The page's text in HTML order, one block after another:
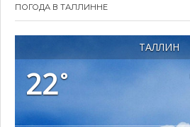
ПОГОДА В ТАЛЛИННЕ
ТАЛЛИН
22°